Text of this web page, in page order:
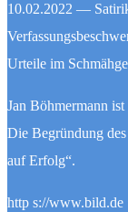
10.02.2022 —
Urteile im
Jan Böhmermann ist
Die Begründung
auf Erfolg“.
http s://www.bild.de